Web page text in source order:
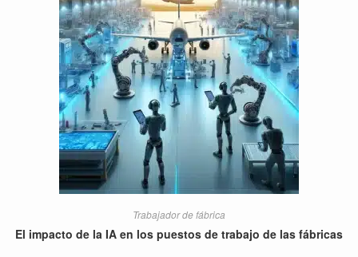
Trabajador de fábrica
El impacto de la IA en los puestos de trabajo de las fábricas